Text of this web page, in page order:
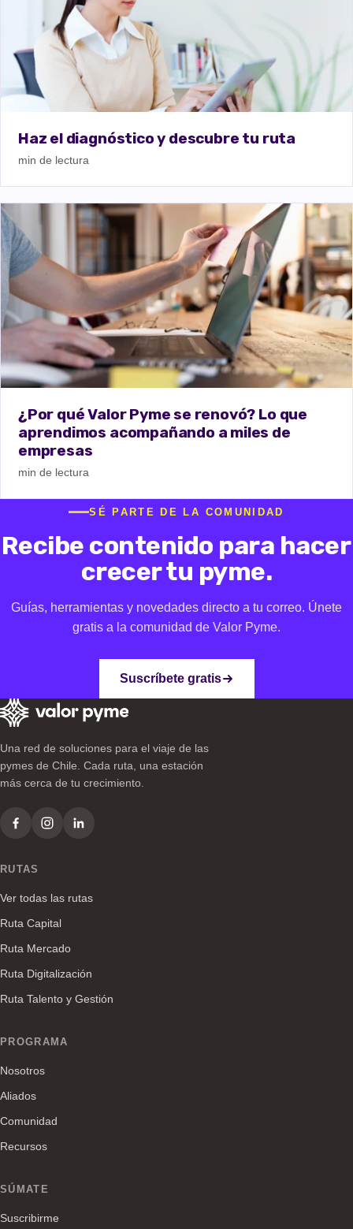
Haz el diagnóstico y descubre tu ruta
min de lectura
¿Por qué Valor Pyme se renovó? Lo que
aprendimos acompañando a miles de
empresas
min de lectura
SÉ PARTE DE LA COMUNIDAD
Recibe contenido para hacer
crecer tu pyme.
Guías, herramientas y novedades directo a tu correo. Únete
gratis a la comunidad de Valor Pyme.
Suscríbete gratis
Una red de soluciones para el viaje de las
pymes de Chile. Cada ruta, una estación
más cerca de tu crecimiento.
RUTAS
Ver todas las rutas
Ruta Capital
Ruta Mercado
Ruta Digitalización
Ruta Talento y Gestión
PROGRAMA
Nosotros
Aliados
Comunidad
Recursos
SÚMATE
Suscribirme